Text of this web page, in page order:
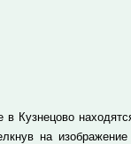
Кузнецово
на